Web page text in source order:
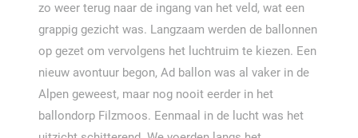
zo weer terug naar de ingang van het veld, wat een
grappig gezicht was. Langzaam werden de ballonnen
op gezet om vervolgens het luchtruim te kiezen. Een
nieuw avontuur begon, Ad ballon was al vaker in de
Alpen geweest, maar nog nooit eerder in het
ballondorp Filzmoos. Eenmaal in de lucht was het